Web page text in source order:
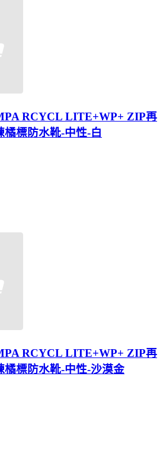
RCYCL LITE+WP+ ZIP再
橘標防水靴-中性-白
RCYCL LITE+WP+ ZIP再
橘標防水靴-中性-沙漠金